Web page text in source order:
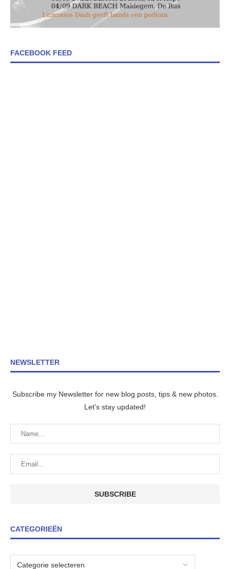
FACEBOOK FEED
NEWSLETTER
Subscribe my Newsletter for new blog posts, tips & new photos.
Let's stay updated!
CATEGORIEËN